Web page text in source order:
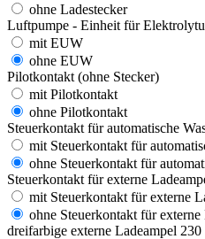
ohne Ladestecker
Luftpumpe - Einheit für
mit EUW
ohne EUW
Pilotkontakt (ohne Stecker)
mit Pilotkontakt
ohne Pilotkontakt
Steuerkontakt für automatische
mit Steuerkontakt für
ohne Steuerkontakt für
Steuerkontakt für externe
mit Steuerkontakt für externe
ohne Steuerkontakt für externe
dreifarbige externe Ladeampel